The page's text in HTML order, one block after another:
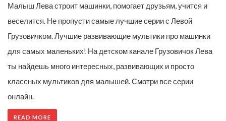
Малыш Лева строит машинки, помогает друзьям, учится и
веселится. Не пропусти самые лучшие серии с Левой
Грузовичком. Лучшие развивающие мультики про машинки
для самых маленьких! На детском канале Грузовичок Лева
ты найдешь много интересных, развивающих и просто
классных мультиков для малышей. Смотри все серии
онлайн.
READ MORE